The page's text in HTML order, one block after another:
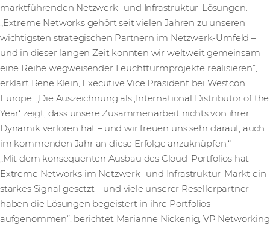
marktführenden Netzwerk- und Infrastruktur-Lösungen.
„Extreme Networks gehört seit vielen Jahren zu unseren
wichtigsten strategischen Partnern im Netzwerk-Umfeld –
und in dieser langen Zeit konnten wir weltweit gemeinsam
eine Reihe wegweisender Leuchtturmprojekte realisieren“,
erklärt Rene Klein, Executive Vice Präsident bei Westcon
Europe. „Die Auszeichnung als ‚International Distributor of the
Year‘ zeigt, dass unsere Zusammenarbeit nichts von ihrer
Dynamik verloren hat – und wir freuen uns sehr darauf, auch
im kommenden Jahr an diese Erfolge anzuknüpfen.“
„Mit dem konsequenten Ausbau des Cloud-Portfolios hat
Extreme Networks im Netzwerk- und Infrastruktur-Markt ein
starkes Signal gesetzt – und viele unserer Resellerpartner
haben die Lösungen begeistert in ihre Portfolios
aufgenommen“, berichtet Marianne Nickenig, VP Networking